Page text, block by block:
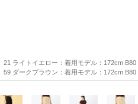
21 ライトイエロー：着用モデル：172cm
59 ダークブラウン：着用モデル：172cm